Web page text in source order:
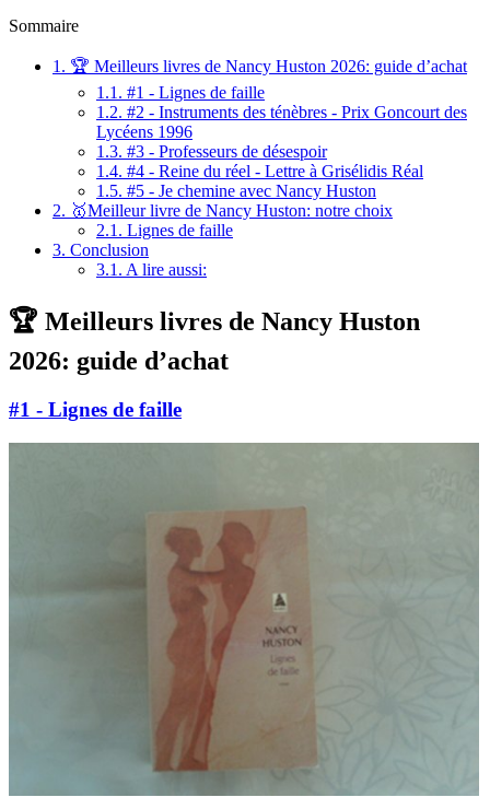
Sommaire
1. 🏆 Meilleurs livres de Nancy Huston 2026: guide d’achat
1.1. #1 - Lignes de faille
1.2. #2 - Instruments des ténèbres - Prix Goncourt des
Lycéens 1996
1.3. #3 - Professeurs de désespoir
1.4. #4 - Reine du réel - Lettre à Grisélidis Réal
1.5. #5 - Je chemine avec Nancy Huston
2. 🥇Meilleur livre de Nancy Huston: notre choix
2.1. Lignes de faille
3. Conclusion
3.1. A lire aussi:
🏆 Meilleurs livres de Nancy Huston
2026: guide d’achat
#1 - Lignes de faille